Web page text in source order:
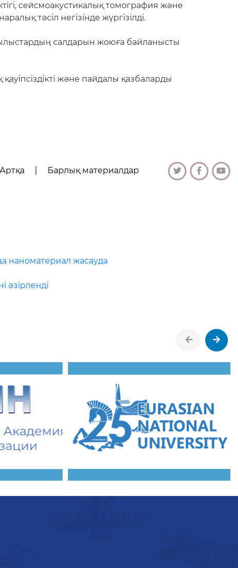
сейсмоакустикалық томография және
тәсіл негізінде жүргізілді.
салдарын жоюға байланысты
және пайдалы қазбаларды
Барлық материалдар
наноматериал жасауда
әзірленді